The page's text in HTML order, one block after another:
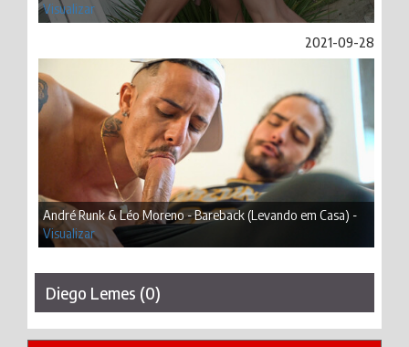
Visualizar
2021-09-28
André Runk & Léo Moreno - Bareback (Levando em Casa) -
Visualizar
Diego Lemes (0)